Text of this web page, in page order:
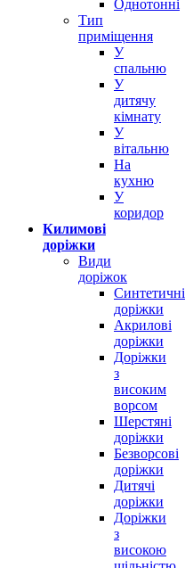
Однотонні
Тип
приміщення
У
спальню
У
дитячу
кімнату
У
вітальню
На
кухню
У
коридор
Килимові
доріжки
Види
доріжок
Синтетичні
доріжки
Акрилові
доріжки
Доріжки
з
високим
ворсом
Шерстяні
доріжки
Безворсові
доріжки
Дитячі
доріжки
Доріжки
з
високою